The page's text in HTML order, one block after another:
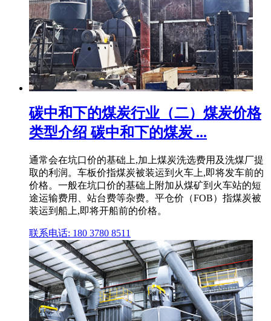
碳中和下的煤炭行业（二）煤炭价格
类型介绍 碳中和下的煤炭 ...
通常会在坑口价的基础上,加上煤炭洗选费用及洗煤厂提
取的利润。车板价指煤炭被装运到火车上,即将发车前的
价格。一般在坑口价的基础上附加从煤矿到火车站的短
途运输费用、站台费等杂费。平仓价（FOB）指煤炭被
装运到船上,即将开船前的价格。
联系电话: 180 3780 8511